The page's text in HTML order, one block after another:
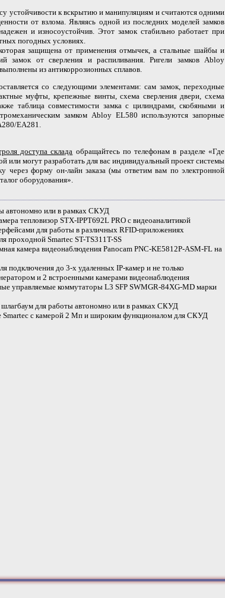
устойчивости к вскрытию и манипуляциям и считаются одними
от взлома. Являясь одной из последних моделей замков
и износоустойчив. Этот замок стабильно работает при
погодных условиях.
защищена от применения отмычек, а стальные шайбы и
замок от сверления и распиливания. Ригели замков Abloy
из антикоррозионных сплавов.
со следующими элементами: сам замок, переходные
муфты, крепежные винты, схема сверления двери, схема
таблица совместимости замка c цилиндрами, скобяными и
замком Abloy EL580 используются запорные
EA281.
доступа склада обращайтесь по телефонам в разделе «Где
или могут разработать для вас индивидуальный проект системы
через форму он-лайн заказа (мы ответим вам по электронной
оборудования».
автономно или в рамках СКУД
тепловизор STX-IPPT692L PRO с видеоаналитикой
для работы в различных RFID-приложениях
проходной Smartec ST-TS311T-SS
камера видеонаблюдения Panocam PNC-KE5812P-ASM-FL на
подключения до 3-х удаленных IP-камер и не только
и 2 встроенными камерами видеонаблюдения
управляемые коммутаторы L3 SFP SWMGR-84XG-MD марки
для работы автономно или в рамках СКУД
Smartec с камерой 2 Мп и широким функционалом для СКУД